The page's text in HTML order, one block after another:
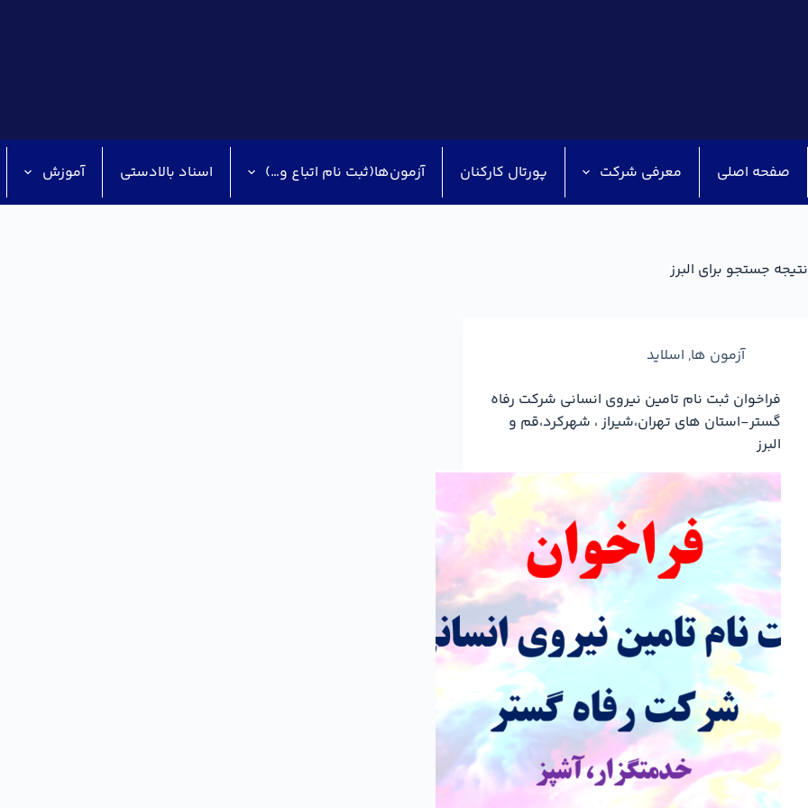
صفحه اصلی معرفی شرکت پورتال کارکنان آزمون‌ها(ثبت نام اتباع و…) اسناد بالادستی آموزش
نتیجه جستجو برای البرز
آزمون ها, اسلاید
فراخوان ثبت نام تامین نیروی انسانی شرکت رفاه
گستر-استان های تهران،شیراز ، شهرکرد،قم و
البرز